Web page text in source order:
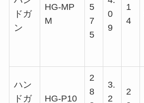
ドガ
ン
HG-MP
M
5
7
5
0
9
1
4
ハン
ドガ
HG-P10
2
8
3.
2
2